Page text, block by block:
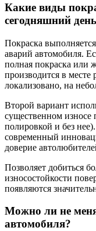
Какие виды
сегодняшний
Покраска
аварий автомобиля.
полная покраска или
производится в
локализовано, на
Второй вариант
существенном износе
полировкой и без
современный
доверие
Позволяет добиться
износостойкости
появляются
Можно ли не
автомобиля?